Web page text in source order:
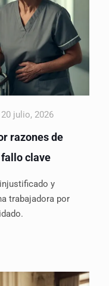
20 julio, 2026
razones de
clave
y
trabajadora por